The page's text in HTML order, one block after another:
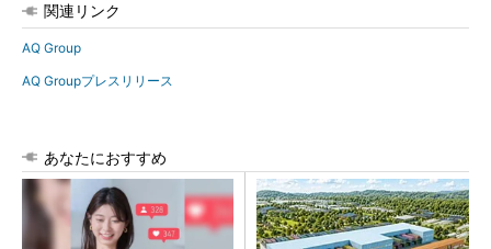
関連リンク
AQ Group
AQ Groupプレスリリース
あなたにおすすめ